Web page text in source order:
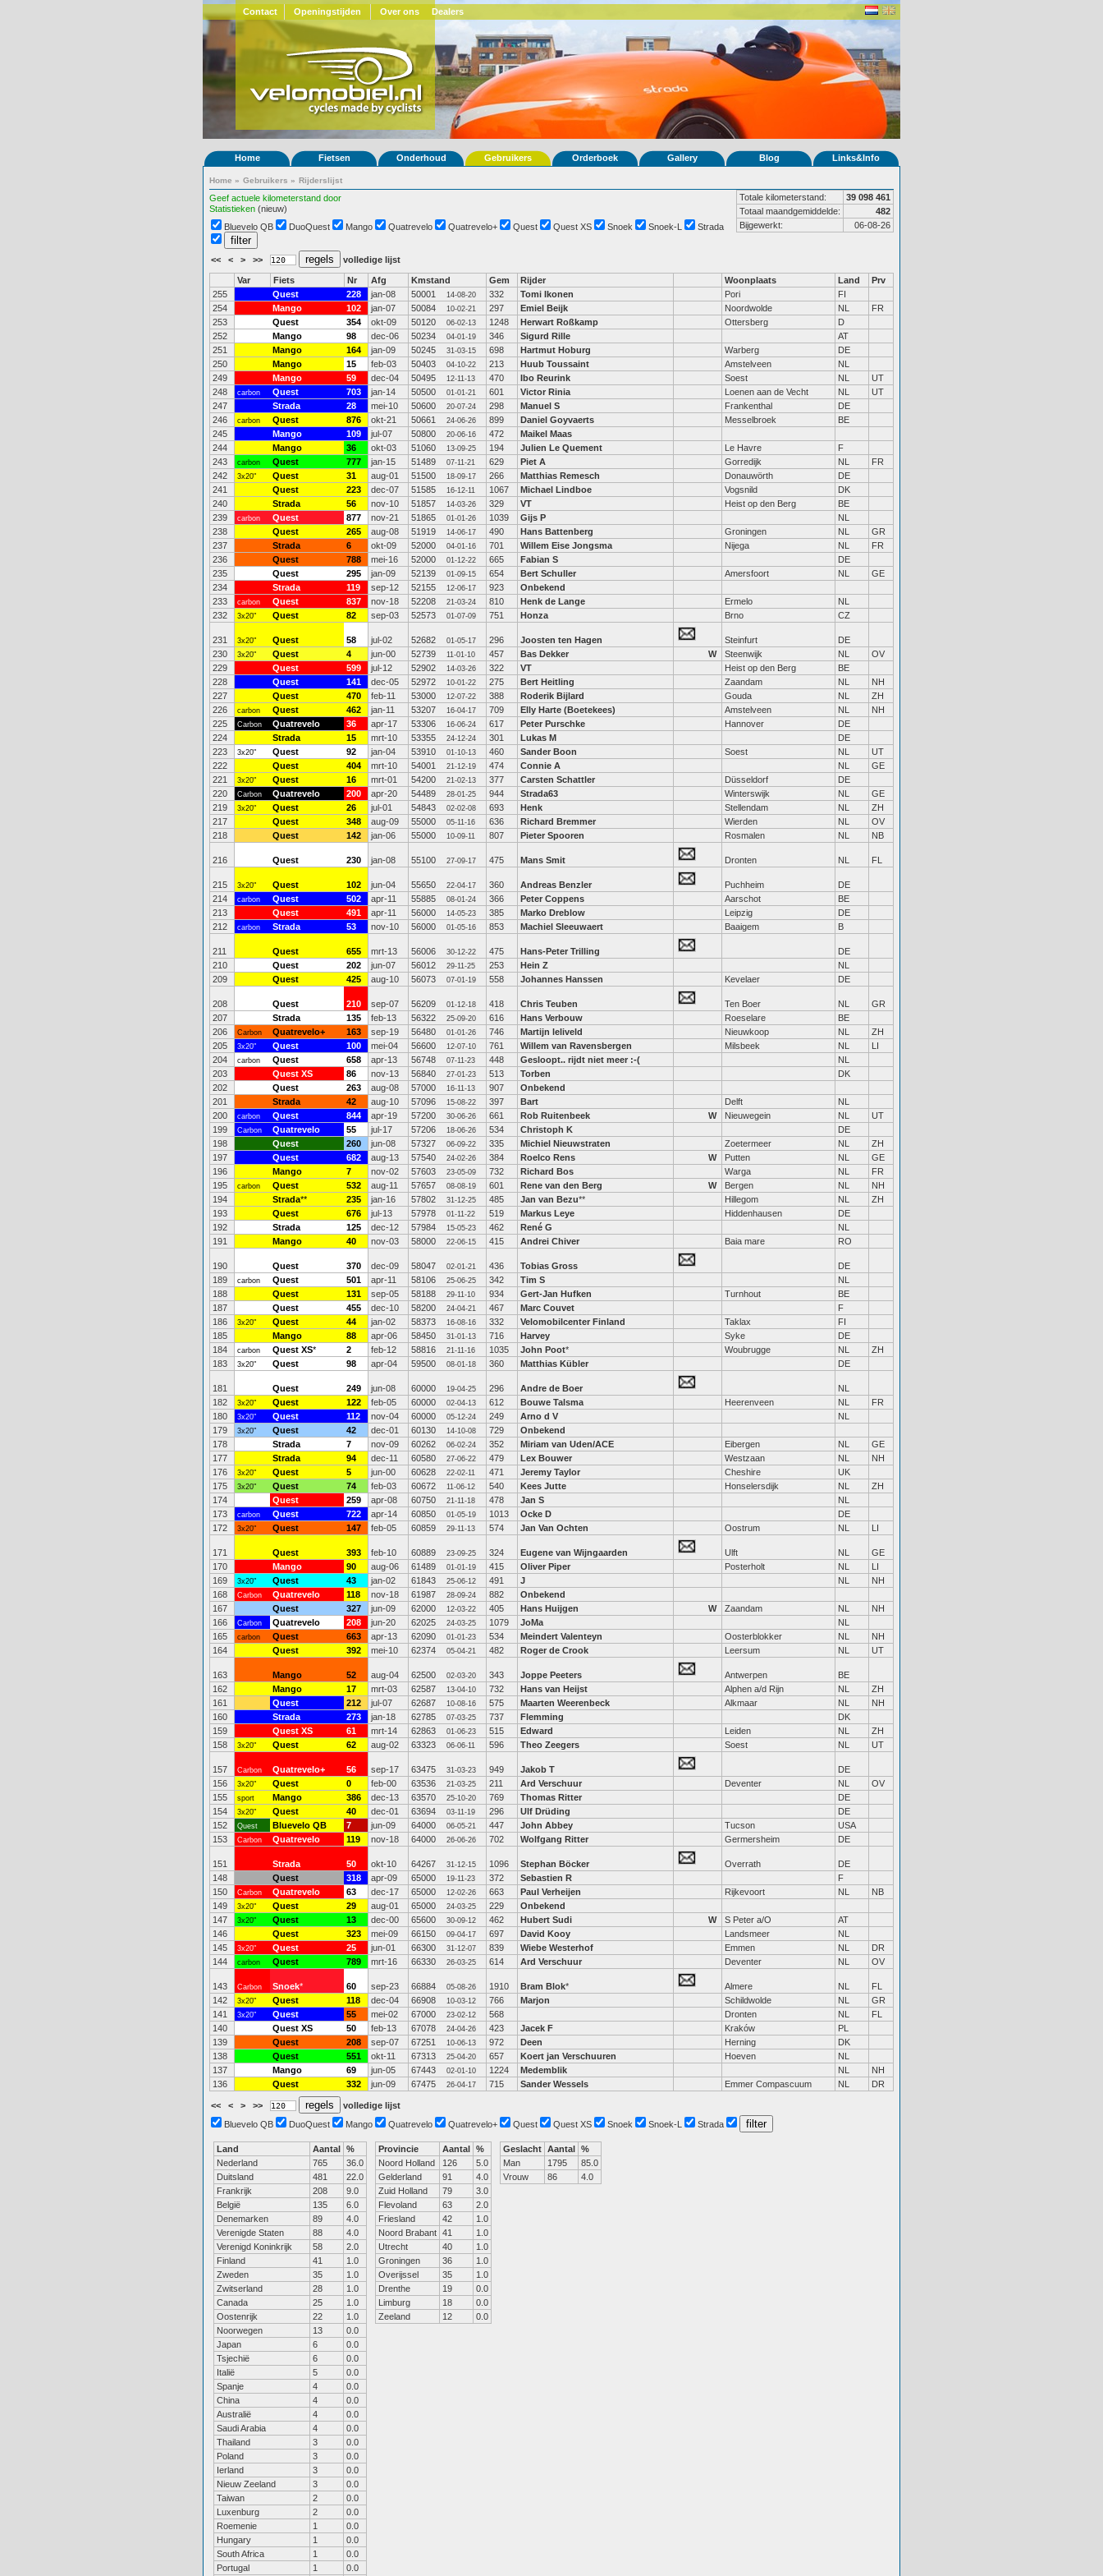
Contact Openingstijden Over ons Dealers
Home Fietsen Onderhoud Gebruikers Orderboek Gallery Blog Links&Info
Home » Gebruikers » Rijderslijst
Geef actuele kilometerstand door
Statistieken (nieuw)
Totale kilometerstand:
39 098 461
Totaal maandgemiddelde:
482
Bijgewerkt:
06-08-26
Bluevelo QB DuoQuest Mango Quatrevelo Quatrevelo+ Quest Quest XS Snoek Snoek-L Strada
<< < > >> volledige lijst
Var Fiets Nr Afg Kmstand Gem Rijder Woonplaats Land
Prv
255
Quest 228 jan-08 50001 14-08-20 332 Tomi Ikonen Pori
FI
254
Mango 102 jan-07 50084 10-02-21 297 Emiel Beijk Noordwolde NL
FR
253
Quest 354 okt-09 50120 06-02-13 1248 Herwart Roßkamp Ottersberg
D
252
Mango 98 dec-06 50234 04-01-19 346 Sigurd Rille
AT
251
Mango 164 jan-09 50245 31-03-15 698 Hartmut Hoburg Warberg
DE
250
Mango 15 feb-03 50403 04-10-22 213 Huub Toussaint Amstelveen
NL
249
Mango 59 dec-04 50495 12-11-13 470 Ibo Reurink Soest NL
UT
248
carbon Quest 703 jan-14 50500 01-01-21 601 Victor Rinia Loenen aan de Vecht NL
UT
247
Strada 28 mei-10 50600 20-07-24 298 Manuel S Frankenthal
DE
246
carbon Quest 876 okt-21 50661 24-06-26 899 Daniel Goyvaerts Messelbroek
BE
245
Mango 109 jul-07 50800 20-06-16 472
Maikel Maas
244
Mango 36 okt-03 51060 13-09-25 194 Julien Le Quement Le Havre
F
243
carbon Quest 777 jan-15 51489 07-11-21 629 Piet A Gorredijk NL
FR
242
3x20" Quest 31 aug-01 51500 18-09-17 266 Matthias Remesch Donauwörth
DE
241
Quest 223 dec-07 51585 16-12-11 1067 Michael Lindboe Vogsnild
DK
240
Strada 56 nov-10 51857 14-03-26 329 VT Heist op den Berg
BE
239
carbon Quest 877 nov-21 51865 01-01-26 1039 Gijs P
NL
238
Quest 265 aug-08 51919 14-06-17 490 Hans Battenberg Groningen NL
GR
237
Strada 6 okt-09 52000 04-01-16 701 Willem Eise Jongsma Nijega NL
FR
236
Quest 788 mei-16 52000 01-12-22 665 Fabian S
DE
235
Quest 295 jan-09 52139 01-09-15 654 Bert Schuller Amersfoort NL
GE
234
Strada 119 sep-12 52155 12-06-17 923
Onbekend
233
carbon Quest 837 nov-18 52208 21-03-24 810 Henk de Lange Ermelo
NL
232
3x20" Quest 82 sep-03 52573 01-07-09 751 Honza Brno CZ
231 3x20" Quest 58 jul-02 52682 01-05-17 296 Joosten ten Hagen Steinfurt
DE
230
3x20" Quest 4 jun-00 52739 11-01-10 457 Bas Dekker W Steenwijk NL
OV
229
Quest 599 jul-12 52902 14-03-26 322 VT Heist op den Berg
BE
228
Quest 141 dec-05 52972 10-01-22 275 Bert Heitling Zaandam NL
NH
227
Quest 470 feb-11 53000 12-07-22 388 Roderik Bijlard Gouda NL
ZH
226
carbon Quest 462 jan-11 53207 16-04-17 709 Elly Harte (Boetekees) Amstelveen NL
NH
225
Carbon Quatrevelo 36 apr-17 53306 16-06-24 617 Peter Purschke Hannover
DE
224
Strada 15 mrt-10 53355 24-12-24 301 Lukas M
DE
223
3x20" Quest 92 jan-04 53910 01-10-13 460 Sander Boon Soest NL
UT
222
Quest 404 mrt-10 54001 21-12-19 474 Connie A NL
GE
221
3x20" Quest 16 mrt-01 54200 21-02-13 377 Carsten Schattler Düsseldorf
DE
220
Carbon Quatrevelo 200 apr-20 54489 28-01-25 944 Strada63 Winterswijk NL
GE
219
3x20" Quest 26 jul-01 54843 02-02-08 693 Henk Stellendam NL
ZH
217
Quest 348 aug-09 55000 05-11-16 636 Richard Bremmer Wierden NL
OV
218
Quest 142 jan-06 55000 10-09-11 807 Pieter Spooren Rosmalen NL NB
216 Quest 230 jan-08 55100 27-09-17 475 Mans Smit Dronten NL FL
215 3x20" Quest 102 jun-04 55650 22-04-17 360 Andreas Benzler Puchheim
DE
214
carbon Quest 502 apr-11 55885 08-01-24 366 Peter Coppens Aarschot
BE
213
Quest 491 apr-11 56000 14-05-23 385 Marko Dreblow Leipzig
DE
212
carbon Strada 53 nov-10 56000 01-05-16 853 Machiel Sleeuwaert Baaigem B
211 Quest 655 mrt-13 56006 30-12-22 475 Hans-Peter Trilling
DE
210
Quest 202 jun-07 56012 29-11-25 253 Hein Z
NL
209
Quest 425 aug-10 56073 07-01-19 558 Johannes Hanssen Kevelaer DE
208 Quest 210 sep-07 56209 01-12-18 418 Chris Teuben Ten Boer NL
GR
207
Strada 135 feb-13 56322 25-09-20 616 Hans Verbouw Roeselare
BE
206
Carbon Quatrevelo+ 163 sep-19 56480 01-01-26 746 Martijn leliveld Nieuwkoop NL
ZH
205
3x20" Quest 100 mei-04 56600 12-07-10 761 Willem van Ravensbergen Milsbeek NL
LI
204
carbon Quest 658 apr-13 56748 07-11-23 448 Gesloopt.. rijdt niet meer :-(
NL
203
Quest XS 86 nov-13 56840 27-01-23 513 Torben
DK
202
Quest 263 aug-08 57000 16-11-13 907
Onbekend
201
Strada 42 aug-10 57096 15-08-22 397 Bart Delft
NL
200
carbon Quest 844 apr-19 57200 30-06-26 661 Rob Ruitenbeek W Nieuwegein NL
UT
199
Carbon Quatrevelo 55 jul-17 57206 18-06-26 534 Christoph K
DE
198
Quest 260 jun-08 57327 06-09-22 335 Michiel Nieuwstraten Zoetermeer NL
ZH
197
Quest 682 aug-13 57540 24-02-26 384 Roelco Rens W Putten NL
GE
196
Mango 7 nov-02 57603 23-05-09 732 Richard Bos Warga NL
FR
195
carbon Quest 532 aug-11 57657 08-08-19 601 Rene van den Berg W Bergen NL
NH
194
Strada** 235 jan-16 57802 31-12-25 485 Jan van Bezu** Hillegom NL
ZH
193
Quest 676 jul-13 57978 01-11-22 519 Markus Leye Hiddenhausen
DE
192
Strada 125 dec-12 57984 15-05-23 462 René G
NL
191
Mango 40 nov-03 58000 22-06-15 415 Andrei Chiver Baia mare RO
190 Quest 370 dec-09 58047 02-01-21 436 Tobias Gross
DE
189
carbon Quest 501 apr-11 58106 25-06-25 342 Tim S
NL
188
Quest 131 sep-05 58188 29-11-10 934 Gert-Jan Hufken Turnhout
BE
187
Quest 455 dec-10 58200 24-04-21 467 Marc Couvet
F
186
3x20" Quest 44 jan-02 58373 16-08-16 332 Velomobilcenter Finland Taklax
FI
185
Mango 88 apr-06 58450 31-01-13 716 Harvey Syke
DE
184
carbon Quest XS* 2 feb-12 58816 21-11-16 1035 John Poot* Woubrugge NL
ZH
183
3x20" Quest 98 apr-04 59500 08-01-18 360 Matthias Kübler DE
181 Quest 249 jun-08 60000 19-04-25 296 Andre de Boer
NL
182
3x20" Quest 122 feb-05 60000 02-04-13 612 Bouwe Talsma Heerenveen NL
FR
180
3x20" Quest 112 nov-04 60000 05-12-24 249 Arno d V
NL
179
3x20" Quest 42 dec-01 60130 14-10-08 729
Onbekend
178
Strada 7 nov-09 60262 06-02-24 352 Miriam van Uden/ACE Eibergen NL
GE
177
Strada 94 dec-11 60580 27-06-22 479 Lex Bouwer Westzaan NL
NH
176
3x20" Quest 5 jun-00 60628 22-02-11 471 Jeremy Taylor Cheshire
UK
175
3x20" Quest 74 feb-03 60672 11-06-12 540 Kees Jutte Honselersdijk NL
ZH
174
Quest 259 apr-08 60750 21-11-18 478 Jan S
NL
173
carbon Quest 722 apr-14 60850 01-05-19 1013 Ocke D
DE
172
3x20" Quest 147 feb-05 60859 29-11-13 574 Jan Van Ochten Oostrum NL LI
171 Quest 393 feb-10 60889 23-09-25 324 Eugene van Wijngaarden Ulft NL
GE
170
Mango 90 aug-06 61489 01-01-19 415 Oliver Piper Posterholt NL
LI
169
3x20" Quest 43 jan-02 61843 25-06-12 491 J NL
NH
168
Carbon Quatrevelo 118 nov-18 61987 28-09-24 882
Onbekend
167
Quest 327 jun-09 62000 12-03-22 405 Hans Huijgen W Zaandam NL
NH
166
Carbon Quatrevelo 208 jun-20 62025 24-03-25 1079 JoMa
NL
165
carbon Quest 663 apr-13 62090 01-01-23 534 Meindert Valenteyn Oosterblokker NL
NH
164
Quest 392 mei-10 62374 05-04-21 482 Roger de Crook Leersum NL UT
163 Mango 52 aug-04 62500 02-03-20 343 Joppe Peeters Antwerpen
BE
162
Mango 17 mrt-03 62587 13-04-10 732 Hans van Heijst Alphen a/d Rijn NL
ZH
161
Quest 212 jul-07 62687 10-08-16 575 Maarten Weerenbeck Alkmaar NL
NH
160
Strada 273 jan-18 62785 07-03-25 737 Flemming
DK
159
Quest XS 61 mrt-14 62863 01-06-23 515 Edward Leiden NL
ZH
158
3x20" Quest 62 aug-02 63323 06-06-11 596 Theo Zeegers Soest NL UT
157 Carbon Quatrevelo+ 56 sep-17 63475 31-03-23 949 Jakob T
DE
156
3x20" Quest 0 feb-00 63536 21-03-25 211 Ard Verschuur Deventer NL
OV
155
sport Mango 386 dec-13 63570 25-10-20 769 Thomas Ritter
DE
154
3x20" Quest 40 dec-01 63694 03-11-19 296 Ulf Drüding
DE
152
Quest Bluevelo QB 7 jun-09 64000 06-05-21 447 John Abbey Tucson
USA
153
Carbon Quatrevelo 119 nov-18 64000 26-06-26 702 Wolfgang Ritter Germersheim DE
151 Strada 50 okt-10 64267 31-12-15 1096 Stephan Böcker Overrath
DE
148
Quest 318 apr-09 65000 19-11-23 372 Sebastien R
F
150
Carbon Quatrevelo 63 dec-17 65000 12-02-26 663 Paul Verheijen Rijkevoort NL
NB
149
3x20" Quest 29 aug-01 65000 24-03-25 229
Onbekend
147
3x20" Quest 13 dec-00 65600 30-09-12 462 Hubert Sudi W S Peter a/O
AT
146
Quest 323 mei-09 66150 09-04-17 697 David Kooy Landsmeer
NL
145
3x20" Quest 25 jun-01 66300 31-12-07 839 Wiebe Westerhof Emmen NL
DR
144
carbon Quest 789 mrt-16 66330 26-03-25 614 Ard Verschuur Deventer NL OV
143 Carbon Snoek* 60 sep-23 66884 05-08-26 1910 Bram Blok* Almere NL
FL
142
3x20" Quest 118 dec-04 66908 10-03-12 766 Marjon Schildwolde NL
GR
141
3x20" Quest 55 mei-02 67000 23-02-12 568 Dronten NL
FL
140
Quest XS 50 feb-13 67078 24-04-26 423 Jacek F Kraków
PL
139
Quest 208 sep-07 67251 10-06-13 972 Deen Herning
DK
138
Quest 551 okt-11 67313 25-04-20 657 Koert jan Verschuuren Hoeven
NL
137
Mango 69 jun-05 67443 02-01-10 1224 Medemblik NL
NH
136
Quest 332 jun-09 67475 26-04-17 715 Sander Wessels Emmer Compascuum NL DR
<< < > >>
volledige lijst
Bluevelo QB
DuoQuest Mango Quatrevelo Quatrevelo+ Quest Quest XS Snoek Snoek-L Strada
Land Aantal %
Nederland
765
36.0
Duitsland
481
22.0
Frankrijk
208
9.0
België
135
6.0
Denemarken
89
4.0
Verenigde Staten
88
4.0
Verenigd Koninkrijk
58
2.0
Finland
41
1.0
Zweden
35
1.0
Zwitserland
28
1.0
Canada
25
1.0
Oostenrijk
22
1.0
Noorwegen
13
0.0
Japan
6
0.0
Tsjechië
6
0.0
Italië
5
0.0
Spanje
4
0.0
China
4
0.0
Australië
4
0.0
Saudi Arabia
4
0.0
Thailand
3
0.0
Poland
3
0.0
Ierland
3
0.0
Nieuw Zeeland
3
0.0
Taiwan
2
0.0
Luxenburg
2
0.0
Roemenie
1
0.0
Hungary
1
0.0
South Africa
1
0.0
Portugal
1 0.0
Provincie Aantal %
Noord Holland
126
5.0
Gelderland
91
4.0
Zuid Holland
79
3.0
Flevoland
63
2.0
Friesland
42
1.0
Noord Brabant 41
1.0
Utrecht
40
1.0
Groningen
36
1.0
Overijssel
35
1.0
Drenthe
19
0.0
Limburg
18
0.0
Zeeland
12 0.0
Geslacht Aantal %
Man
1795
85.0
Vrouw
86 4.0